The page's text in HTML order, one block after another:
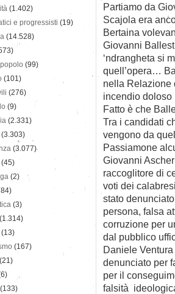
Partiamo da
Scajola era
Bertaina
Giovanni
‘ndrangheta si
quell’opera…
nella Relazione
incendio doloso
Fatto è che
Tra i candidati
vengono da
Passiamone
Giovanni
raccoglitore di
voti dei
stato
persona, falsa
corruzione per
dal pubblico
Daniele
denunciato per
per il
falsità
(1.402)
e progressisti (19)
(14.528)
(99)
(101)
(276)
(9)
(2.331)
(3.303)
(3.077)
(45)
(2)
(3)
(1.314)
(13)
(167)
(21)
(133)